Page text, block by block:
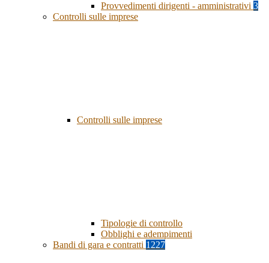
Provvedimenti dirigenti - amministrativi 3
Controlli sulle imprese
Controlli sulle imprese
Tipologie di controllo
Obblighi e adempimenti
Bandi di gara e contratti 1227